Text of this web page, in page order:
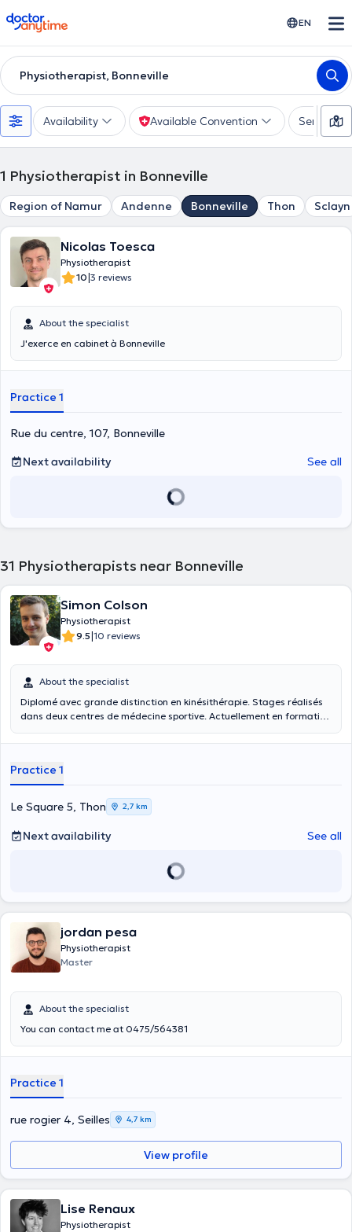
doctoranytime EN
Physiotherapist, Bonneville
Availability Available Convention Services
1 Physiotherapist in Bonneville
Region of Namur Andenne Bonneville Thon Sclayn
Nicolas Toesca
Physiotherapist
10|3 reviews
About the specialist
J'exerce en cabinet à Bonneville
Practice 1
Rue du centre, 107, Bonneville
Next availability
See all
31 Physiotherapists near Bonneville
Simon Colson
Physiotherapist
9.5|10 reviews
About the specialist
Diplomé avec grande distinction en kinésithérapie. Stages réalisés
dans deux centres de médecine sportive. Actuellement en formation
Servais ainsi qu'à domicile dans la région de Namur-Malonne. le
personnes n'ayant pas d'abonnement
Practice 1
Le Square 5, Thon 2,7 km
Next availability See all
jordan pesa
Physiotherapist
Master
About the specialist
You can contact me at 0475/564381
Practice 1
rue rogier 4, Seilles 4,7 km
View profile
Lise Renaux
Physiotherapist